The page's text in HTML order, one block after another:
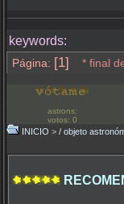
keywords:
Página: [1] * final
astrons:
votos: 0
INICIO > / objeto